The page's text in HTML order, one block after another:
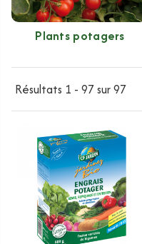
Plants potagers
Résultats 1 - 97 sur 97